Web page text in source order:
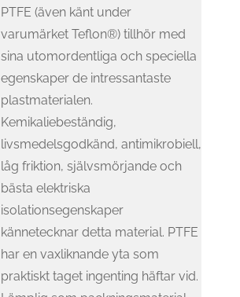
PTFE (även känt under
varumärket Teflon®) tillhör med
sina utomordentliga och speciella
egenskaper de intressantaste
plastmaterialen.
Kemikaliebeständig,
livsmedelsgodkänd, antimikrobiell,
låg friktion, självsmörjande och
bästa elektriska
isolationsegenskaper
kännetecknar detta material. PTFE
har en vaxliknande yta som
praktiskt taget ingenting häftar vid.